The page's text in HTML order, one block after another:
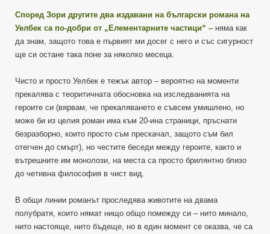
Според Зори другите два издавани на български романа на
Уелбек са по-добри от „Елементарните частици“ – няма как
да знам, защото това е първият ми досег с него и със сигурност
ще си остане така поне за няколко месеца.
Чисто и просто Уелбек е тежък автор – вероятно на моменти
прекалява с теоритичната обосновка на изследванията на
героите си (вярвам, че прекаляването е съвсем умишлено, но
може би из целия роман има към 20-ина страници, пръснати
безразборно, които просто съм прескачал, защото съм бил
отегчен до смърт), но честите беседи между героите, както и
вътрешните им монолози, на места са просто брилянтно близо
до четивна философия в чист вид.
В общи линии романът проследява животите на двама
полубратя, които нямат нищо общо помежду си – нито минало,
нито настояще, нито бъдеще, но в един момент се оказва, че са